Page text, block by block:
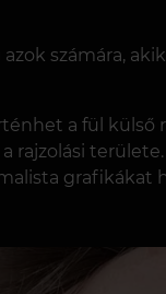
azok számára,
a fül külső
rajzolási
grafikákat